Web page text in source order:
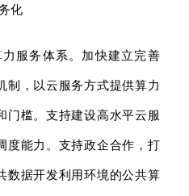
化
力服务体系。加快建立完善
制，以云服务方式提供算力
门槛。支持建设高水平云服
度能力。支持政企合作，打
数据开发利用环境的公共算